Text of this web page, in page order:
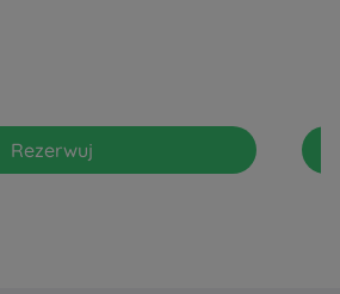
Rezerwuj